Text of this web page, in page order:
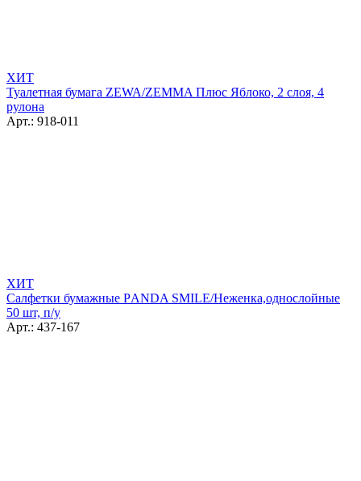
ХИТ
Туалетная бумага ZEWA/ZEMMA Плюс Яблоко, 2 слоя, 4
рулона
Арт.: 918-011
ХИТ
Салфетки бумажные РANDA SMILE/Неженка,однослойные
50 шт, п/у
Арт.: 437-167